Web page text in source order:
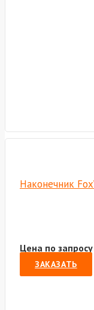
Наконечник
Цена по запросу
ЗАКАЗАТЬ